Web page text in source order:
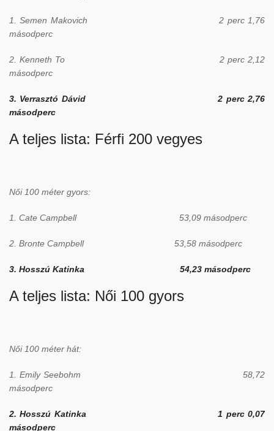
1. Semen Makovich 2 perc 1,76
másodperc
2. Kenneth To 2 perc 2,12
másodperc
3. Verrasztó Dávid 2 perc 2,76
másodperc
A teljes lista: Férfi 200 vegyes
Női 100 méter gyors:
1. Cate Campbell 53,09 másodperc
2. Bronte Campbell 53,58 másodperc
3. Hosszú Katinka 54,23 másodperc
A teljes lista: Női 100 gyors
Női 100 méter hát:
1. Emily Seebohm 58,72
másodperc
2. Hosszú Katinka 1 perc 0,07
másodperc